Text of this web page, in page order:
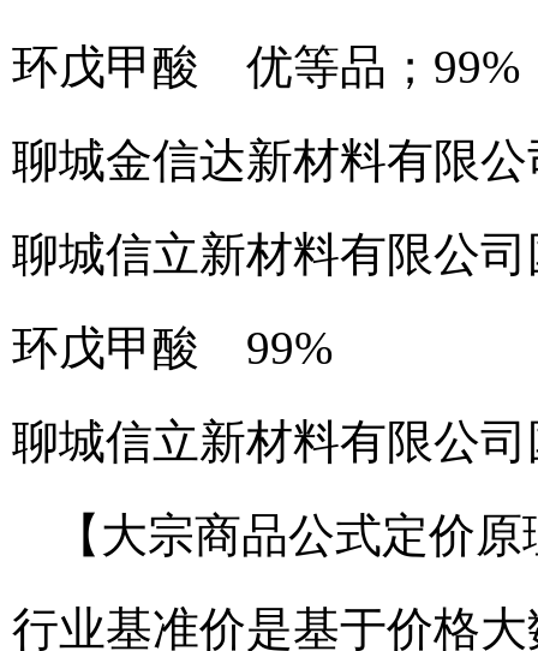
环戊甲酸 优等品；99%
聊城金信达新材料有限公
聊城信立新材料有限公司
环戊甲酸 99%
聊城信立新材料有限公司
【大宗商品公式定价
行业基准价是基于价格